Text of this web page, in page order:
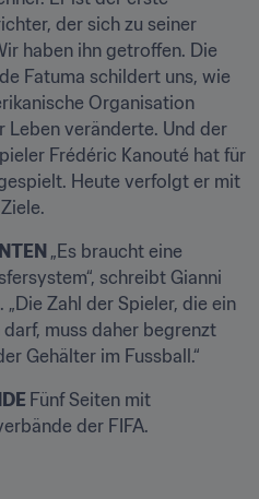
der sich zu seiner
haben ihn getroffen. Die
Fatuma schildert uns, wie
Organisation
veränderte. Und der
Frédéric Kanouté hat für
Heute verfolgt er mit
„Es braucht eine
schreibt Gianni
„Die Zahl der Spieler, die ein
muss daher begrenzt
Gehälter im Fussball.“
Fünf Seiten mit
der FIFA.